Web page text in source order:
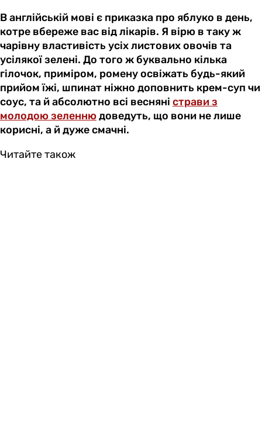
В англійській мові є приказка про яблуко в день,
котре вбереже вас від лікарів. Я вірю в таку ж
чарівну властивість усіх листових овочів та
усілякої зелені. До того ж буквально кілька
гілочок, приміром, ромену освіжать будь-який
прийом їжі, шпинат ніжно доповнить крем-суп чи
соус, та й абсолютно всі весняні страви з
молодою зеленнюдоведуть, що вони не лише
корисні, а й дуже смачні.
Читайте також